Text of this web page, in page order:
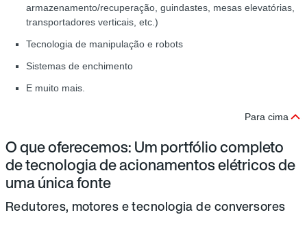
armazenamento/recuperação, guindastes, mesas elevatórias,
transportadores verticais, etc.)
Tecnologia de manipulação e robots
Sistemas de enchimento
E muito mais.
Para cima
O que oferecemos: Um portfólio completo
de tecnologia de acionamentos elétricos de
uma única fonte
Redutores, motores e tecnologia de conversores